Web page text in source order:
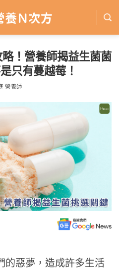
！營養師揭益生菌菌
只有蔓越莓！
營養師
的惡夢，造成許多生活